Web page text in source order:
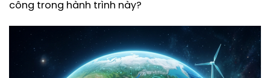
công trong hành trình này?